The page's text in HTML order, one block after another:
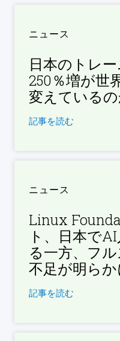
ニュース
日本のトレ
250％増が世
変えている
記事を読む
ニュース
Linux
ト、日本で
る一方、フ
不足が明らか
記事を読む